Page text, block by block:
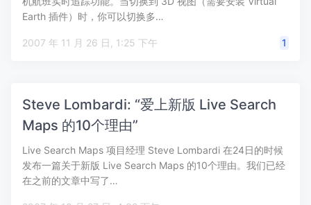
Earth 插件）时，你可以切换多…
2007 年 11 月 26 日, 1:25 下午 1
Steve Lombardi: “爱上新版 Live Search
Maps 的10个理由”
Live Search Maps 项目经理 Steve Lombardi 在24日的时候
发布一篇关于新版 Live Search Maps 的10个理由。我们已经
在之前的文章中写了…